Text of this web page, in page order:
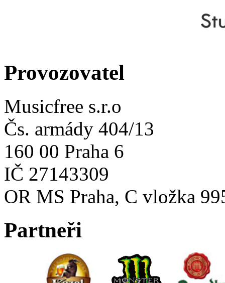
Provozovatel
Musicfree s.r.o
Čs. armády 404/13
160 00 Praha 6
IČ 27143309
OR MS Praha, C vložka
Partneři